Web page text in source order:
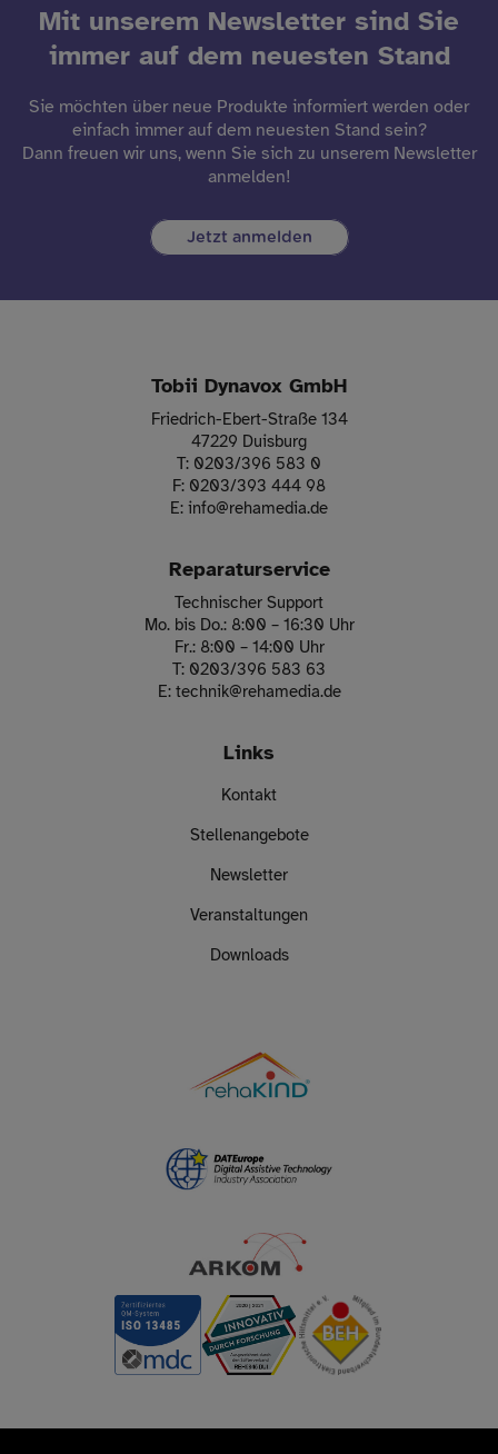
Mit unserem Newsletter sind Sie
immer auf dem neuesten Stand
Sie möchten über neue Produkte informiert werden oder
einfach immer auf dem neuesten Stand sein?
Dann freuen wir uns, wenn Sie sich zu unserem Newsletter
anmelden!
Jetzt anmelden
Tobii Dynavox GmbH
Friedrich-Ebert-Straße 134
47229 Duisburg
T: 0203/396 583 0
F: 0203/393 444 98
E: info@rehamedia.de
Reparaturservice
Technischer Support
Mo. bis Do.: 8:00 – 16:30 Uhr
Fr.: 8:00 – 14:00 Uhr
T: 0203/396 583 63
E: technik@rehamedia.de
Links
Kontakt
Stellenangebote
Newsletter
Veranstaltungen
Downloads